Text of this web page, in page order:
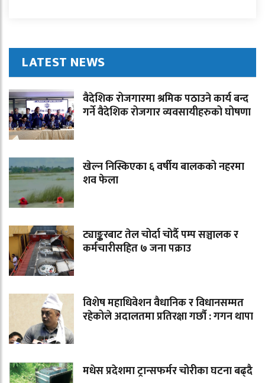
LATEST NEWS
वैदेशिक रोजगारमा श्रमिक पठाउने कार्य बन्द
गर्ने वैदेशिक रोजगार व्यवसायीहरुको घोषणा
खेल्न निस्किएका ६ वर्षीय बालकको नहरमा
शव फेला
ट्याङ्करबाट तेल चोर्दा चोर्दै पम्प सञ्चालक र
कर्मचारीसहित ७ जना पक्राउ
विशेष महाधिवेशन वैधानिक र विधानसम्मत
रहेकोले अदालतमा प्रतिरक्षा गर्छौ : गगन थापा
मधेस प्रदेशमा ट्रान्सफर्मर चोरीका घटना बढ्दै